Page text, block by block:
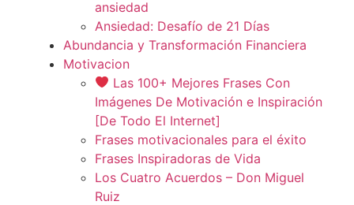
ansiedad
Ansiedad: Desafío de 21 Días
Abundancia y Transformación Financiera
Motivacion
Las 100+ Mejores Frases Con
Imágenes De Motivación e Inspiración
[De Todo El Internet]
Frases motivacionales para el éxito
Frases Inspiradoras de Vida
Los Cuatro Acuerdos – Don Miguel
Ruiz